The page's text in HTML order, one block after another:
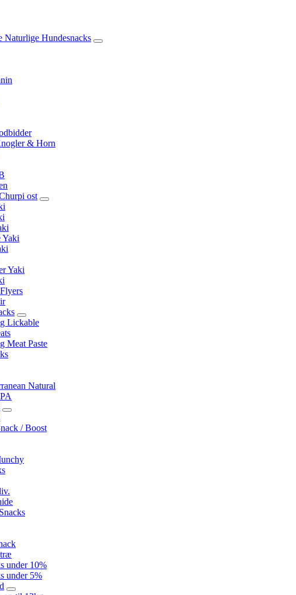
Naturlige Hundesnacks
& Horn
ost
Yaki
Yaki
Lickable
Meat Paste
Natural
/ Boost
under 10%
under 5%